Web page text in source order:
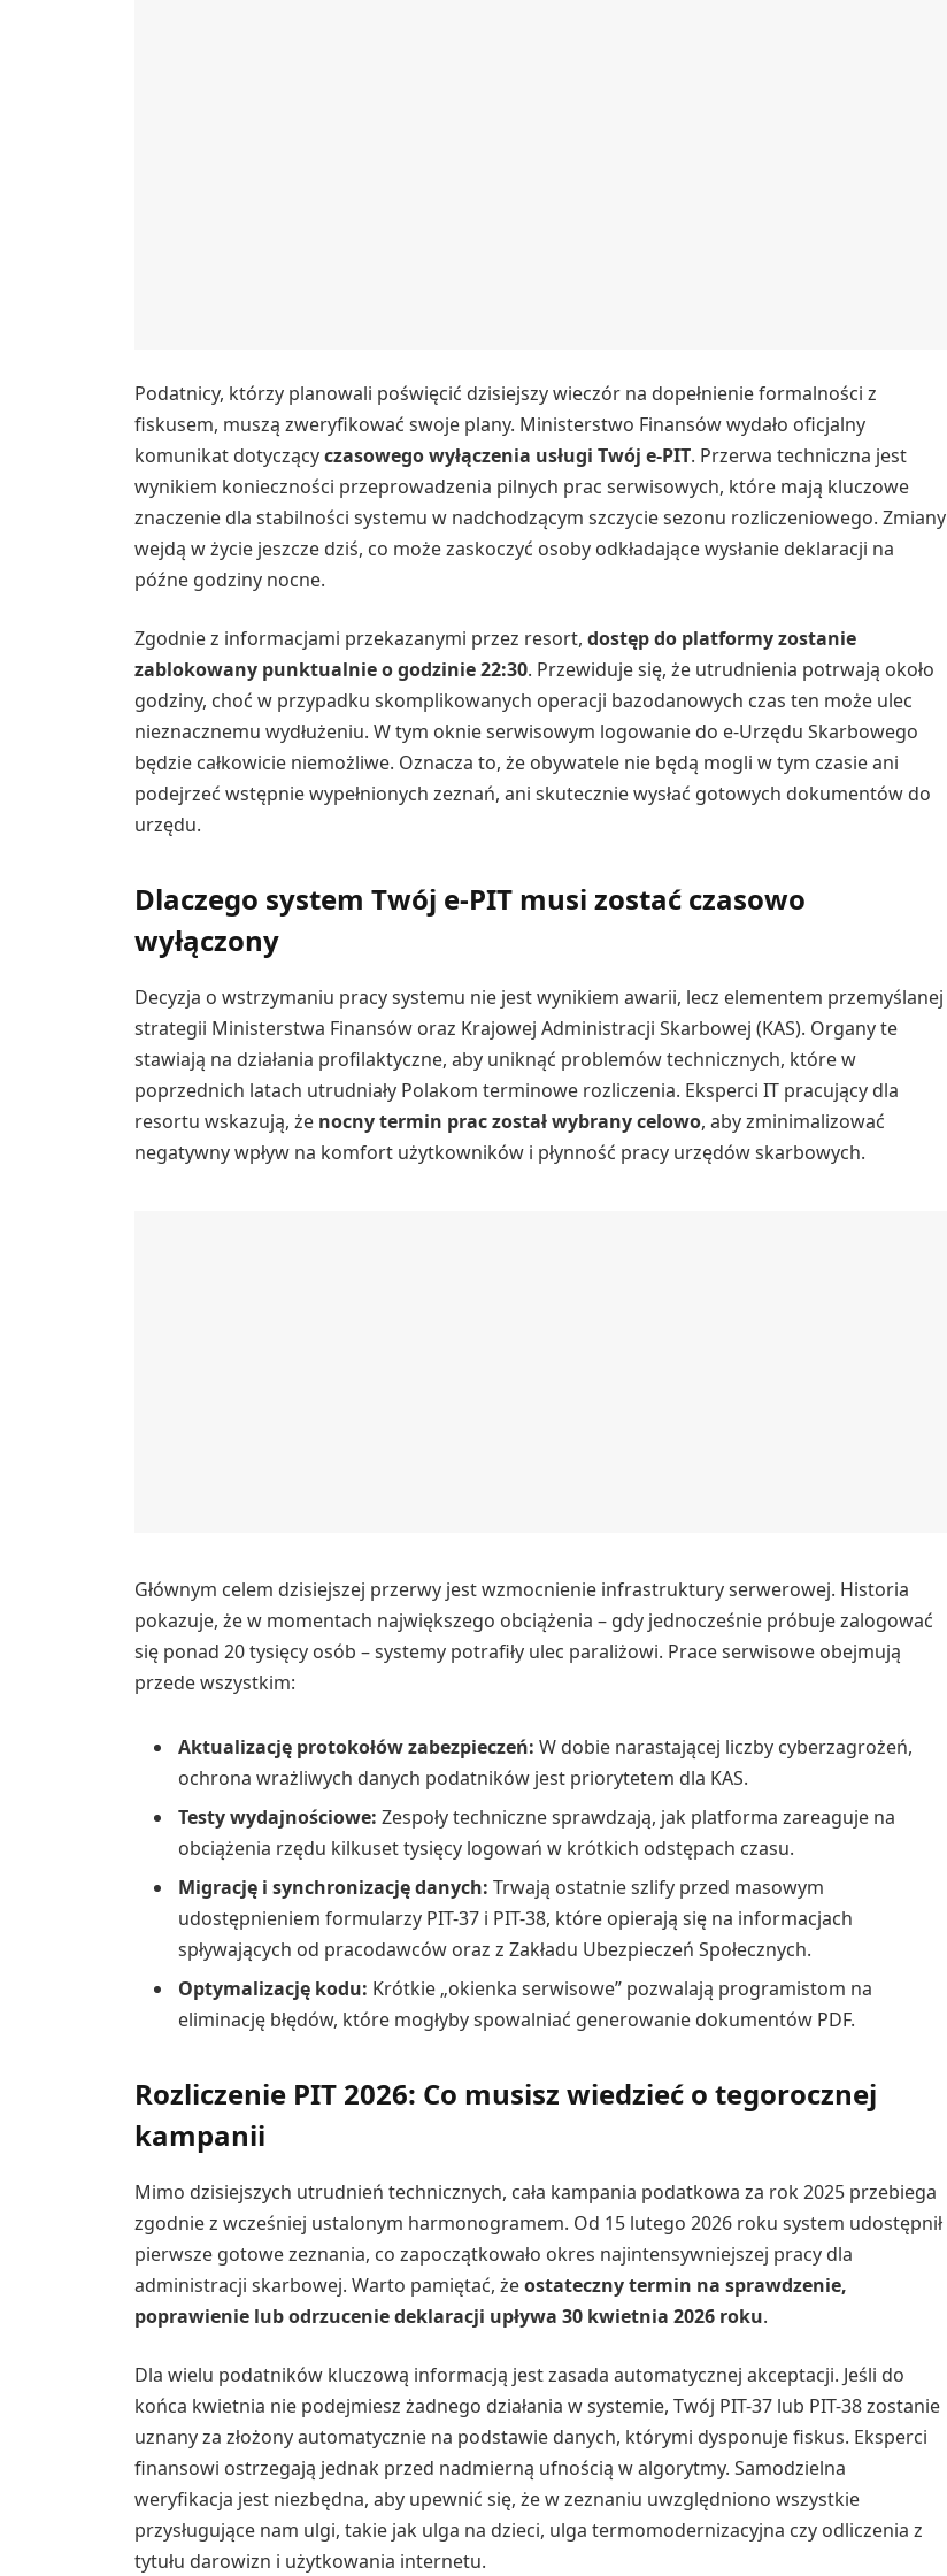
Podatnicy, którzy planowali poświęcić dzisiejszy wieczór na dopełnienie formalności z
fiskusem, muszą zweryfikować swoje plany. Ministerstwo Finansów wydało oficjalny
komunikat dotyczącyczasowego wyłączenia usługi Twój e-PIT. Przerwa techniczna jest
wynikiem konieczności przeprowadzenia pilnych prac serwisowych, które mają kluczowe
znaczenie dla stabilności systemu w nadchodzącym szczycie sezonu rozliczeniowego. Zmiany
wejdą w życie jeszcze dziś, co może zaskoczyć osoby odkładające wysłanie deklaracji na
późne godziny nocne.
Zgodnie z informacjami przekazanymi przez resort,dostęp do platformy zostanie
zablokowany punktualnie o godzinie 22:30. Przewiduje się, że utrudnienia potrwają około
godziny, choć w przypadku skomplikowanych operacji bazodanowych czas ten może ulec
nieznacznemu wydłużeniu. W tym oknie serwisowym logowanie do e-Urzędu Skarbowego
będzie całkowicie niemożliwe. Oznacza to, że obywatele nie będą mogli w tym czasie ani
podejrzeć wstępnie wypełnionych zeznań, ani skutecznie wysłać gotowych dokumentów do
urzędu.
Dlaczego system Twój e-PIT musi zostać czasowo
wyłączony
Decyzja o wstrzymaniu pracy systemu nie jest wynikiem awarii, lecz elementem przemyślanej
strategii Ministerstwa Finansów oraz Krajowej Administracji Skarbowej (KAS). Organy te
stawiają na działania profilaktyczne, aby uniknąć problemów technicznych, które w
poprzednich latach utrudniały Polakom terminowe rozliczenia. Eksperci IT pracujący dla
resortu wskazują, że nocny termin prac został wybrany celowo, aby zminimalizować
negatywny wpływ na komfort użytkowników i płynność pracy urzędów skarbowych.
Głównym celem dzisiejszej przerwy jest wzmocnienie infrastruktury serwerowej. Historia
pokazuje, że w momentach największego obciążenia – gdy jednocześnie próbuje zalogować
się ponad 20 tysięcy osób – systemy potrafiły ulec paraliżowi. Prace serwisowe obejmują
przede wszystkim:
Aktualizację protokołów zabezpieczeń: W dobie narastającej liczby cyberzagrożeń,
ochrona wrażliwych danych podatników jest priorytetem dla KAS.
Testy wydajnościowe: Zespoły techniczne sprawdzają, jak platforma zareaguje na
obciążenia rzędu kilkuset tysięcy logowań w krótkich odstępach czasu.
Migrację i synchronizację danych: Trwają ostatnie szlify przed masowym
udostępnieniem formularzy PIT-37 i PIT-38, które opierają się na informacjach
spływających od pracodawców oraz z Zakładu Ubezpieczeń Społecznych.
Optymalizację kodu: Krótkie „okienka serwisowe” pozwalają programistom na
eliminację błędów, które mogłyby spowalniać generowanie dokumentów PDF.
Rozliczenie PIT 2026: Co musisz wiedzieć o tegorocznej
kampanii
Mimo dzisiejszych utrudnień technicznych, cała kampania podatkowa za rok 2025 przebiega
zgodnie z wcześniej ustalonym harmonogramem. Od 15 lutego 2026 roku system udostępnił
pierwsze gotowe zeznania, co zapoczątkowało okres najintensywniejszej pracy dla
administracji skarbowej. Warto pamiętać, żeostateczny termin na sprawdzenie,
poprawienie lub odrzucenie deklaracji upływa 30 kwietnia 2026 roku.
Dla wielu podatników kluczową informacją jest zasada automatycznej akceptacji. Jeśli do
końca kwietnia nie podejmiesz żadnego działania w systemie, Twój PIT-37 lub PIT-38 zostanie
uznany za złożony automatycznie na podstawie danych, którymi dysponuje fiskus. Eksperci
finansowi ostrzegają jednak przed nadmierną ufnością w algorytmy. Samodzielna
weryfikacja jest niezbędna, aby upewnić się, że w zeznaniu uwzględniono wszystkie
przysługujące nam ulgi, takie jak ulga na dzieci, ulga termomodernizacyjna czy odliczenia z
tytułu darowizn i użytkowania internetu.